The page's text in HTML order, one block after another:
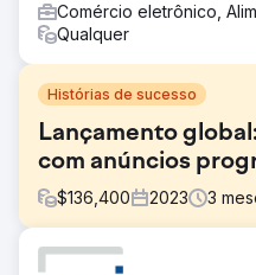
Comércio eletrônico,
Qualquer
Histórias de sucesso
Lançamento
com anúncios
$136,400 2023 3
Desafio